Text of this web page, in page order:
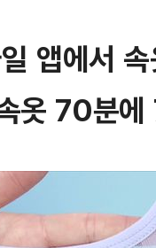
앱에서
옷 70분